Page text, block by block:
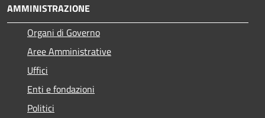
AMMINISTRAZIONE
Organi di Governo
Aree Amministrative
Uffici
Enti e fondazioni
Politici